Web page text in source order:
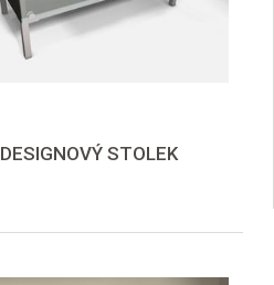
DESIGNOVÝ STOLEK